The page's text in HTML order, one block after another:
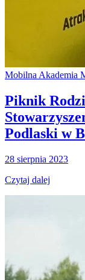
Mobilna Akademia
Piknik
Podlaski w
28 sierpnia 2023
Czytaj dalej